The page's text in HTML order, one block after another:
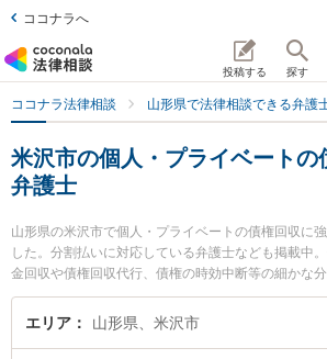
ココナラへ
投稿する 探す
ココナラ法律相談 山形県で法律相談できる弁護
米沢市の個人・プライベートの
弁護士
山形県の米沢市で個人・プライベートの債権回収に
した。分割払いに対応している弁護士なども掲載中
金回収や債権回収代行、債権の時効中断等の細かな
き便利です。特に米沢舞鶴法律事務所の遠藤 正紀弁
の長岡 克典弁護士、べに花法律事務所の東海林 寛子
エリア 山形県、米沢市